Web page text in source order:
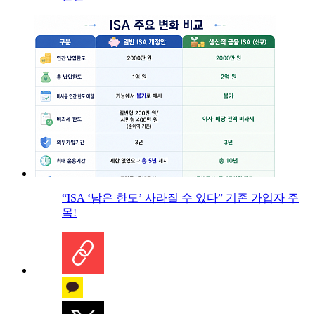
“ISA ‘남은 한도’ 사라질 수 있다” 기존 가입자 주
목!